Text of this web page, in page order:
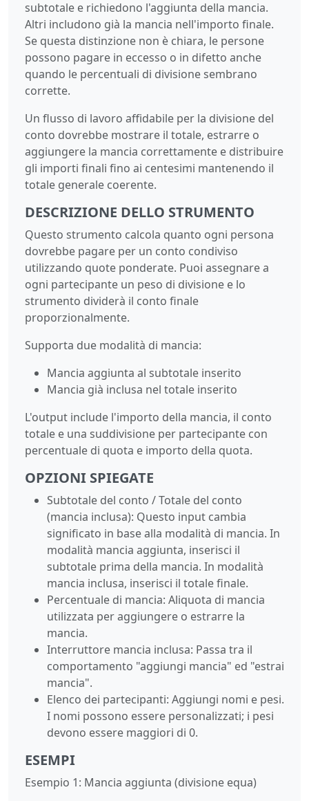
subtotale e richiedono l'aggiunta della mancia.
Altri includono già la mancia nell'importo finale.
Se questa distinzione non è chiara, le persone
possono pagare in eccesso o in difetto anche
quando le percentuali di divisione sembrano
corrette.
Un flusso di lavoro affidabile per la divisione del
conto dovrebbe mostrare il totale, estrarre o
aggiungere la mancia correttamente e distribuire
gli importi finali fino ai centesimi mantenendo il
totale generale coerente.
DESCRIZIONE DELLO STRUMENTO
Questo strumento calcola quanto ogni persona
dovrebbe pagare per un conto condiviso
utilizzando quote ponderate. Puoi assegnare a
ogni partecipante un peso di divisione e lo
strumento dividerà il conto finale
proporzionalmente.
Supporta due modalità di mancia:
Mancia aggiunta al subtotale inserito
Mancia già inclusa nel totale inserito
L'output include l'importo della mancia, il conto
totale e una suddivisione per partecipante con
percentuale di quota e importo della quota.
OPZIONI SPIEGATE
Subtotale del conto / Totale del conto
(mancia inclusa): Questo input cambia
significato in base alla modalità di mancia. In
modalità mancia aggiunta, inserisci il
subtotale prima della mancia. In modalità
mancia inclusa, inserisci il totale finale.
Percentuale di mancia: Aliquota di mancia
utilizzata per aggiungere o estrarre la
mancia.
Interruttore mancia inclusa: Passa tra il
comportamento "aggiungi mancia" ed "estrai
mancia".
Elenco dei partecipanti: Aggiungi nomi e pesi.
I nomi possono essere personalizzati; i pesi
devono essere maggiori di 0.
ESEMPI
Esempio 1: Mancia aggiunta (divisione equa)